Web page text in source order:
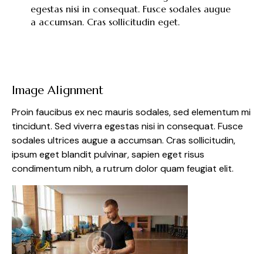
egestas nisi in consequat. Fusce sodales augue
a accumsan. Cras sollicitudin eget.
Image Alignment
Proin faucibus ex nec mauris sodales, sed elementum mi
tincidunt. Sed viverra egestas nisi in consequat. Fusce
sodales ultrices augue a accumsan. Cras sollicitudin,
ipsum eget blandit pulvinar, sapien eget risus
condimentum nibh, a rutrum dolor quam feugiat elit.